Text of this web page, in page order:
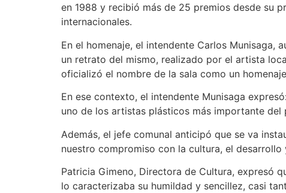
en 1988 y recibió más de 25 premios desde su
internacionales.
En el homenaje, el intendente Carlos Munisaga,
un retrato del mismo, realizado por el artista
oficializó el nombre de la sala como un
En ese contexto, el intendente Munisaga
uno de los artistas plásticos más importante del
Además, el jefe comunal anticipó que se va
nuestro compromiso con la cultura, el desarrollo
Patricia Gimeno, Directora de Cultura, expresó
lo caracterizaba su humildad y sencillez, casi